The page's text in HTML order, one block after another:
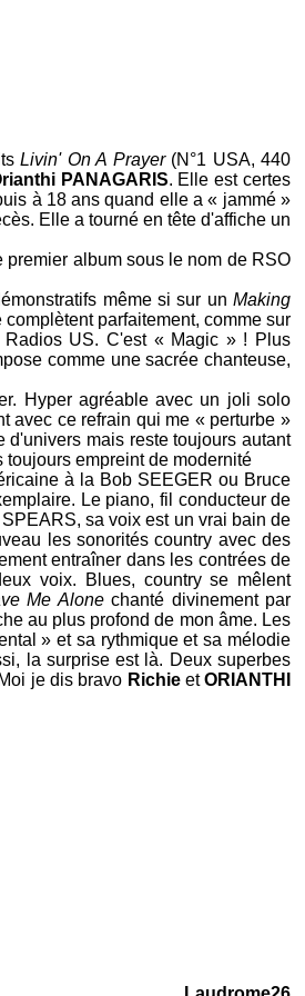
Livin' On A Prayer(N°1 USA, 440
PANAGARIS. Elle est certes
à 18 ans quand elle a « jammé »
Elle a tourné en tête d'affiche un
premier album sous le nom de RSO
même si sur un Making
parfaitement, comme sur
US. C'est « Magic » ! Plus
comme une sacrée chanteuse,
Hyper agréable avec un joli solo
avec ce refrain qui me « perturbe »
d'univers mais reste toujours autant
empreint de modernité
à la Bob SEEGER ou Bruce
Le piano, fil conducteur de
, sa voix est un vrai bain de
les sonorités country avec des
entraîner dans les contrées de
voix. Blues, country se mêlent
Me Alonechanté divinement par
au plus profond de mon âme. Les
» et sa rythmique et sa mélodie
la surprise est là. Deux superbes
je dis bravo Richie etORIANTHI